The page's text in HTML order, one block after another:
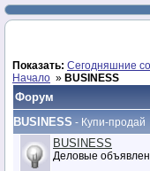
Показать: Сегодняшние
Начало » BUSINESS
Форум
BUSINESS - Купи-продай
BUSINESS
Деловые